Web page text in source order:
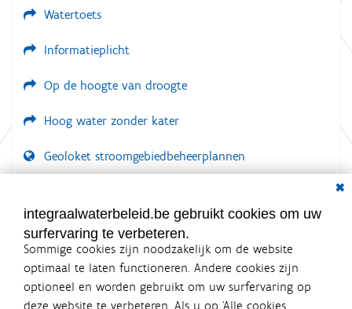
Watertoets
Informatieplicht
Op de hoogte van droogte
Hoog water zonder kater
Geoloket stroomgebiedbeheerplannen
LOGIN VEREIST
integraalwaterbeleid.be gebruikt cookies om uw
surfervaring te verbeteren.
Sommige cookies zijn noodzakelijk om de website
optimaal te laten functioneren. Andere cookies zijn
optioneel en worden gebruikt om uw surfervaring op
deze website te verbeteren. Als u op ‘Alle cookies
Integraalwaterbeleid.be is een